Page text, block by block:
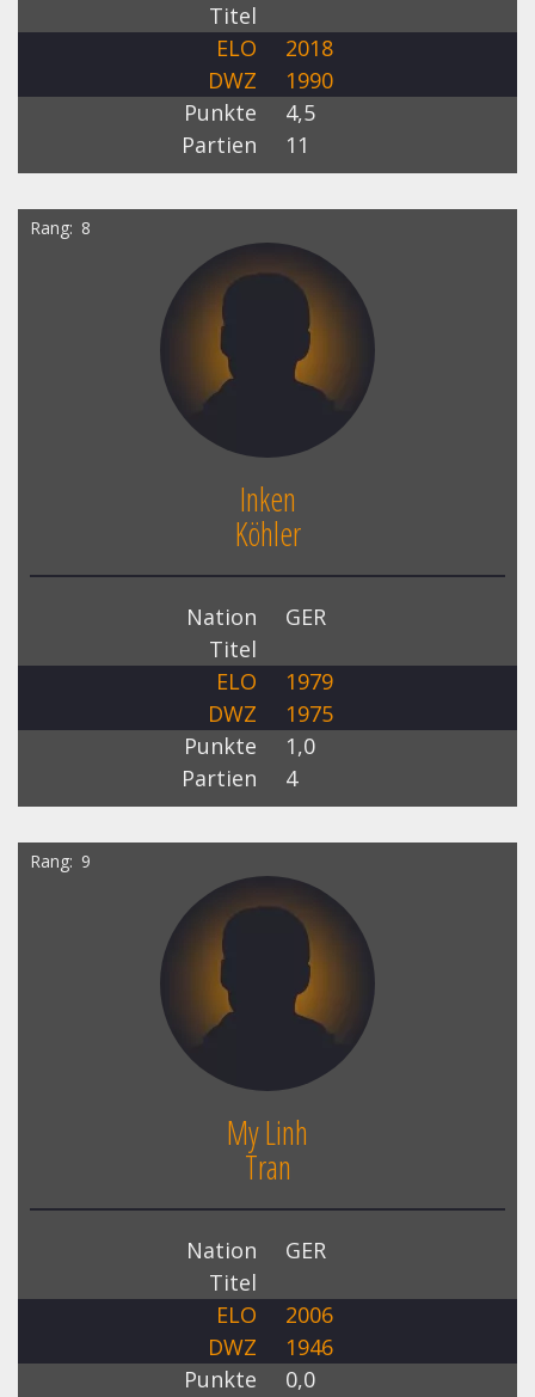
Titel
ELO
2018
DWZ
1990
Punkte
4,5
Partien
11
Rang 8
Inken
Köhler
Nation
GER
Titel
ELO
1979
DWZ
1975
Punkte
1,0
Partien
4
Rang 9
My Linh
Tran
Nation
GER
Titel
ELO
2006
DWZ
1946
Punkte
0,0